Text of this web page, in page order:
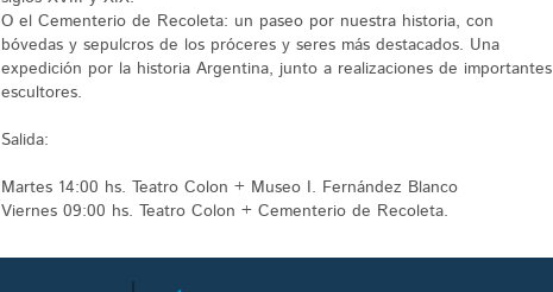
O el Cementerio de Recoleta: un paseo por nuestra historia, con
bóvedas y sepulcros de los próceres y seres más destacados. Una
expedición por la historia Argentina, junto a realizaciones de importantes
escultores.
Salida:
Martes 14:00 hs. Teatro Colon + Museo I. Fernández Blanco
Viernes 09:00 hs. Teatro Colon + Cementerio de Recoleta.